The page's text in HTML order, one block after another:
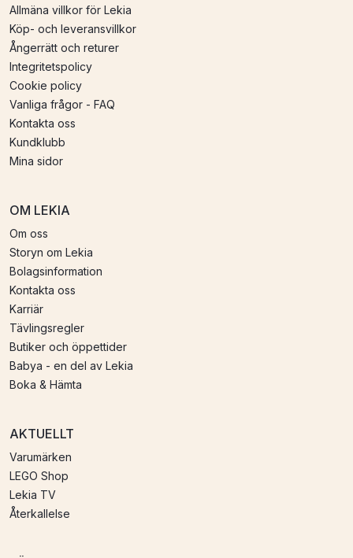
Allmäna villkor för Lekia
Köp- och leveransvillkor
Ångerrätt och returer
Integritetspolicy
Cookie policy
Vanliga frågor - FAQ
Kontakta oss
Kundklubb
Mina sidor
OM LEKIA
Om oss
Storyn om Lekia
Bolagsinformation
Kontakta oss
Karriär
Tävlingsregler
Butiker och öppettider
Babya - en del av Lekia
Boka & Hämta
AKTUELLT
Varumärken
LEGO Shop
Lekia TV
Återkallelse